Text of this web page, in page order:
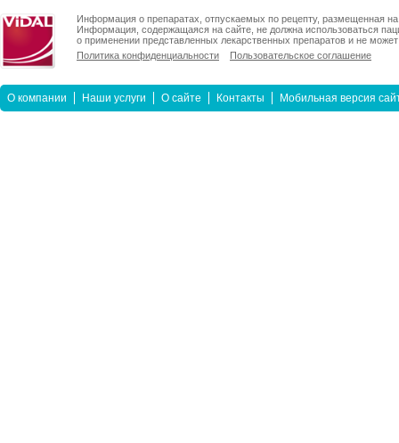
Информация о препаратах, отпускаемых по рецепту, размещенная
Информация, содержащаяся на сайте, не должна использоваться
о применении представленных лекарственных препаратов и не
Политика конфиденциальности
Пользовательское соглашение
О компании Наши услуги О сайте Контакты Мобильная версия